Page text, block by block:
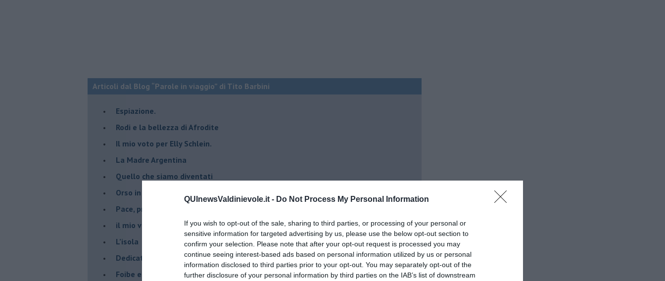
QUInewsValdinievole.it - Do Not Process My Personal Information
If you wish to opt-out of the sale, sharing to third parties, or processing of your personal or
sensitive information for targeted advertising by us, please use the below opt-out section to
confirm your selection. Please note that after your opt-out request is processed you may
continue seeing interest-based ads based on personal information utilized by us or personal
information disclosed to third parties prior to your opt-out. You may separately opt-out of the
further disclosure of your personal information by third parties on the IAB’s list of downstream
Articoli dal Blog “Parole in viaggio” di Tito Barbini
Espiazione.
Rodi e la bellezza di Afrodite
​Il mio voto per Elly Schlein.
​La Madre Argentina
Quello che siamo diventati
Orso in piedi…
​Pace, prima di tutto
​il mio viaggio ad Auschwitz.
​L’isola
Dedicato ai giovani e ai monaci della Birmania
​Foibe e giornata dei ricordi